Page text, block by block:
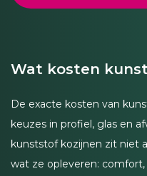
Wat kosten
De exacte kosten van
keuzes in profiel, glas en
kunststof kozijnen zit niet
wat ze opleveren: